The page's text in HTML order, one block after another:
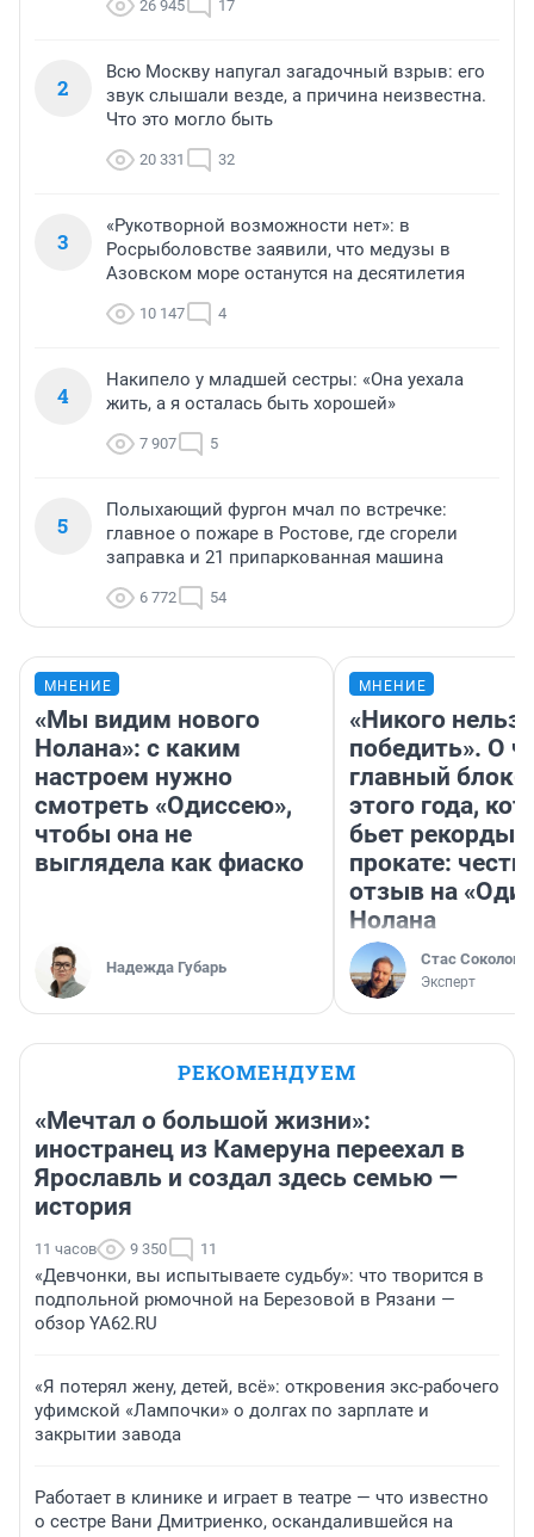
26 945 17
2
Всю Москву напугал загадочный взрыв: его
звук слышали везде, а причина неизвестна.
Что это могло быть
20 331 32
3
«Рукотворной возможности нет»: в
Росрыболовстве заявили, что медузы в
Азовском море останутся на десятилетия
10 147 4
4
Накипело у младшей сестры: «Она уехала
жить, а я осталась быть хорошей»
7 907 5
5
Полыхающий фургон мчал по встречке:
главное о пожаре в Ростове, где сгорели
заправка и 21 припаркованная машина
6 772 54
МНЕНИЕ
«Мы видим нового
Нолана»: с каким
настроем нужно
смотреть «Одиссею»,
чтобы она не
выглядела как фиаско
Надежда Губарь
МНЕНИЕ
«Никого нельзя
победить». О
главный
этого года,
бьет рекорды в
прокате:
отзыв на
Нолана
Стас Соколов
Эксперт
РЕКОМЕНДУЕМ
«Мечтал о большой жизни»:
иностранец из Камеруна переехал в
Ярославль и создал здесь семью —
история
11 часов 9 350 11
«Девчонки, вы испытываете судьбу»: что творится в
подпольной рюмочной на Березовой в Рязани —
обзор YA62.RU
«Я потерял жену, детей, всё»: откровения экс-рабочего
уфимской «Лампочки» о долгах по зарплате и
закрытии завода
Работает в клинике и играет в театре — что известно
о сестре Вани Дмитриенко, оскандалившейся на